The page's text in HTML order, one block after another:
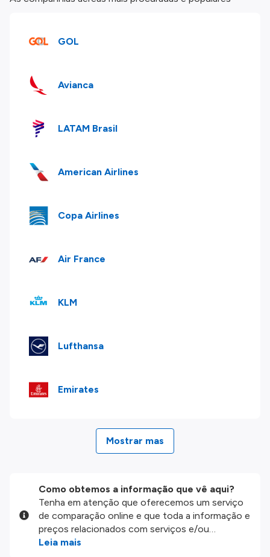
GOL
Avianca
LATAM Brasil
American Airlines
Copa Airlines
Air France
KLM
Lufthansa
Emirates
Mostrar mas
Como obtemos a informação que vê aqui?
Tenha em atenção que oferecemos um serviço
de comparação online e que toda a informação e
preços relacionados com serviços e/ou
produtos disponíveis no nosso website são
Leia mais